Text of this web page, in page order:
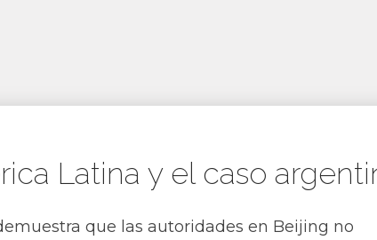
Latina y el caso
que las autoridades en Beijing no